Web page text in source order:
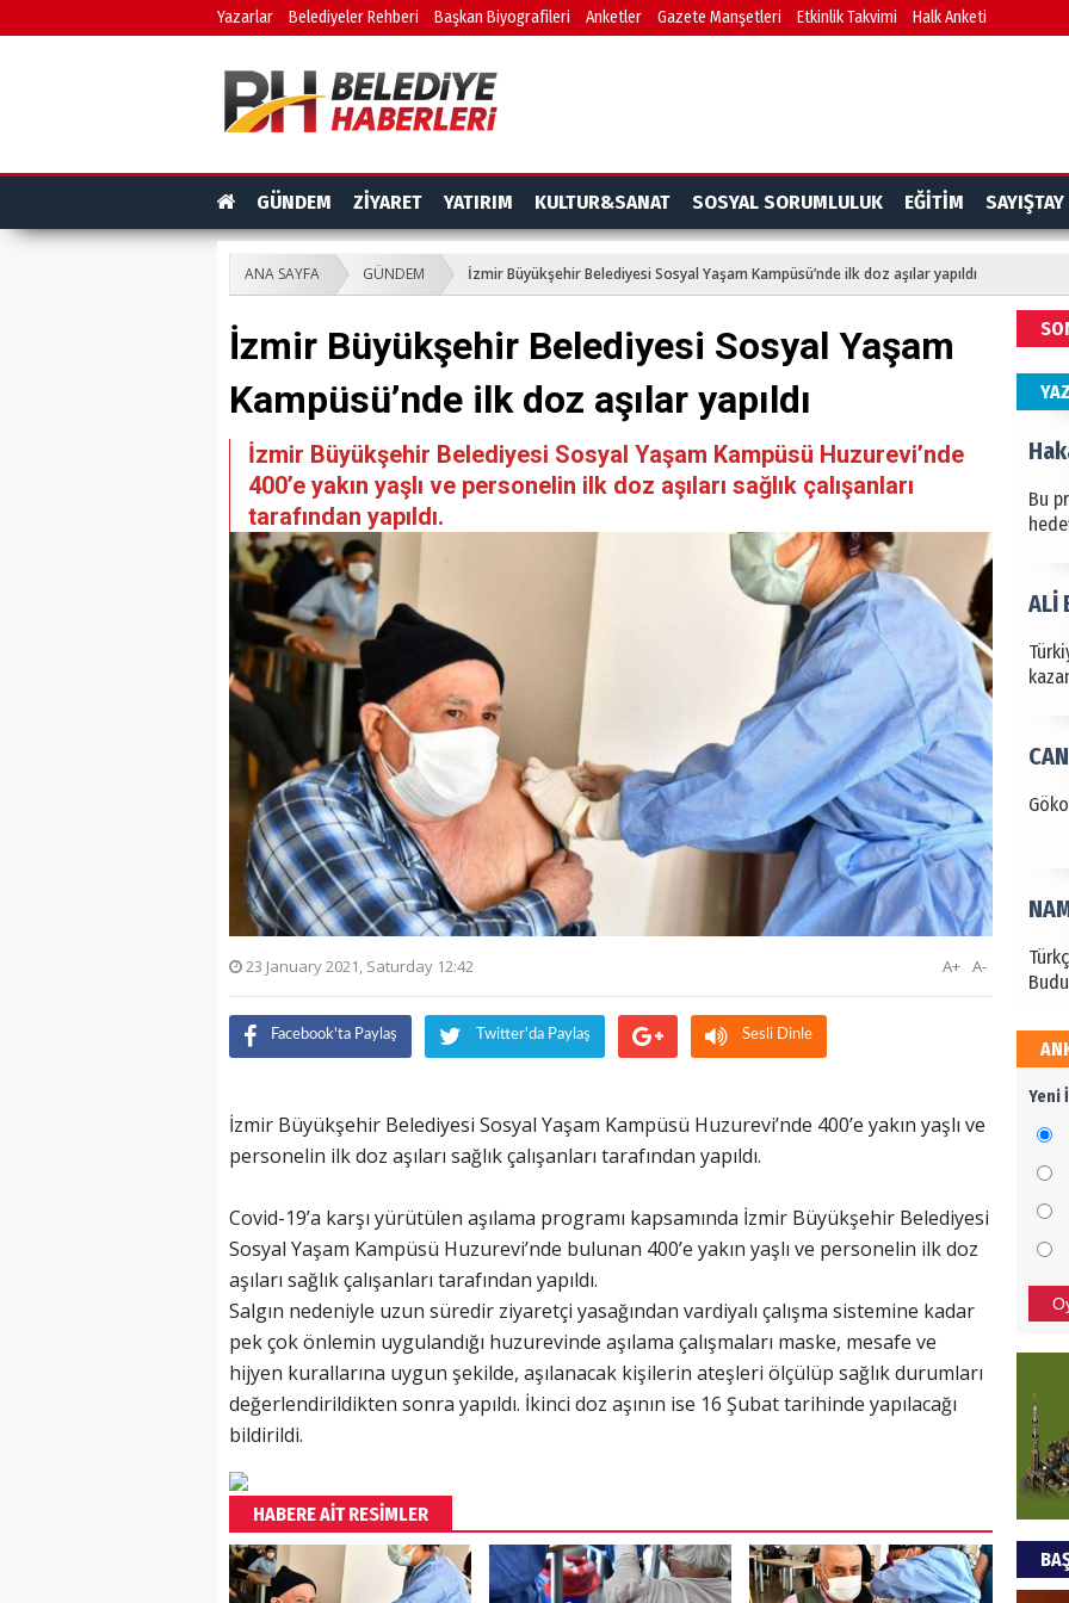
Yazarlar Belediyeler Rehberi Başkan Biyografileri Anketler Gazete Manşetleri Etkinlik Takvimi Halk Anketi
GÜNDEM ZİYARET YATIRIM KULTUR&SANAT SOSYAL SORUMLULUK EĞİTİM SAYIŞTAY
ANA SAYFA GÜNDEM İzmir Büyükşehir Belediyesi Sosyal Yaşam Kampüsü’nde ilk doz aşılar yapıldı
İzmir Büyükşehir Belediyesi Sosyal Yaşam
Kampüsü’nde ilk doz aşılar yapıldı
İzmir Büyükşehir Belediyesi Sosyal Yaşam Kampüsü Huzurevi’nde
400’e yakın yaşlı ve personelin ilk doz aşıları sağlık çalışanları
tarafından yapıldı.
23 January 2021, Saturday 12:42 A-
A+
Facebook'ta Paylaş Twitter'da Paylaş Sesli Dinle
İzmir Büyükşehir Belediyesi Sosyal Yaşam Kampüsü Huzurevi’nde 400’e yakın yaşlı ve
personelin ilk doz aşıları sağlık çalışanları tarafından yapıldı.
Covid-19’a karşı yürütülen aşılama programı kapsamında İzmir Büyükşehir Belediyesi
Sosyal Yaşam Kampüsü Huzurevi’nde bulunan 400’e yakın yaşlı ve personelin ilk doz
aşıları sağlık çalışanları tarafından yapıldı.
Salgın nedeniyle uzun süredir ziyaretçi yasağından vardiyalı çalışma sistemine kadar
pek çok önlemin uygulandığı huzurevinde aşılama çalışmaları maske, mesafe ve
hijyen kurallarına uygun şekilde, aşılanacak kişilerin ateşleri ölçülüp sağlık durumları
değerlendirildikten sonra yapıldı. İkinci doz aşının ise 16 Şubat tarihinde yapılacağı
bildirildi.
HABERE AİT RESİMLER
Bu
ALİ
Yeni